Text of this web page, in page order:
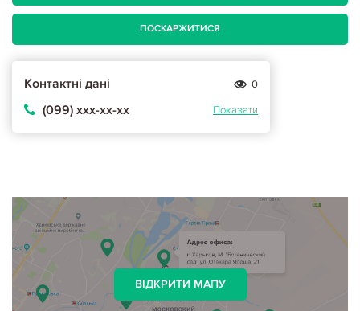
ПОСКАРЖИТИСЯ
Контактні дані 0
(099) ххх-хх-хх Показати
ВІДКРИТИ МАПУ